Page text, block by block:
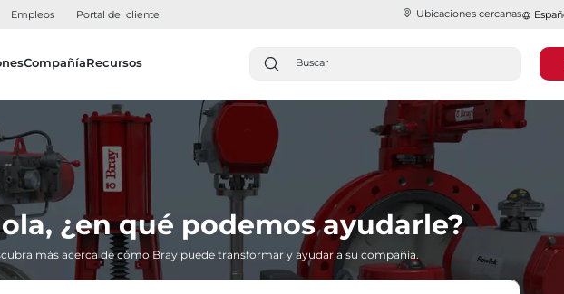
Empleos Portal del cliente Ubicaciones cercanas
CompañíaRecursos
¿en qué podemos ayudarle?
más acerca de cómo Bray puede transformar y ayudar a su compañía.